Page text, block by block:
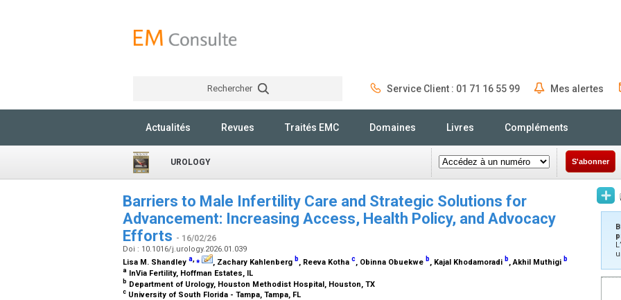
Rechercher Service Client : 01 71 16 55 99 Mes alertes
Actualités Revues Traités EMC Domaines Livres Compléments
UROLOGY S'abonner
Barriers to Male Infertility Care and Strategic Solutions for
Advancement: Increasing Access, Health Policy, and Advocacy
Efforts - 16/02/26
Doi : 10.1016/j.urology.2026.01.039
Lisa M. Shandley a,⁎ , Zachary Kahlenberg b, Reeva Kotha c, Obinna Obuekwe b, Kajal Khodamoradi b, Akhil Muthigi b
a InVia Fertility, Hoffman Estates, IL
b Department of Urology, Houston Methodist Hospital, Houston, TX
c University of South Florida - Tampa, Tampa, FL